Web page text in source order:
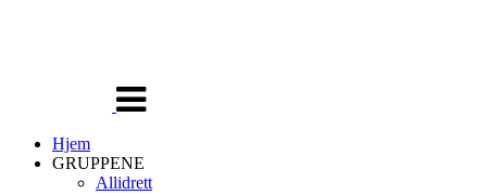
navigasjon
Hjem
GRUPPENE
Allidrett